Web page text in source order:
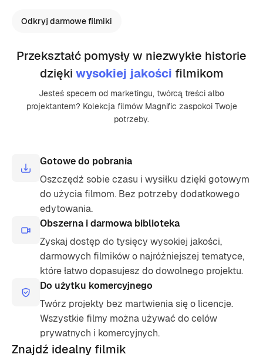
Odkryj darmowe filmiki
Przekształć pomysły w niezwykłe historie
dzięki wysokiej jakości filmikom
Jesteś specem od marketingu, twórcą treści albo
projektantem? Kolekcja filmów Magnific zaspokoi Twoje
potrzeby.
Gotowe do pobrania
Oszczędź sobie czasu i wysiłku dzięki gotowym
do użycia filmom. Bez potrzeby dodatkowego
edytowania.
Obszerna i darmowa biblioteka
Zyskaj dostęp do tysięcy wysokiej jakości,
darmowych filmików o najróżniejszej tematyce,
które łatwo dopasujesz do dowolnego projektu.
Do użytku komercyjnego
Twórz projekty bez martwienia się o licencje.
Wszystkie filmy można używać do celów
prywatnych i komercyjnych.
Znajdź idealny filmik